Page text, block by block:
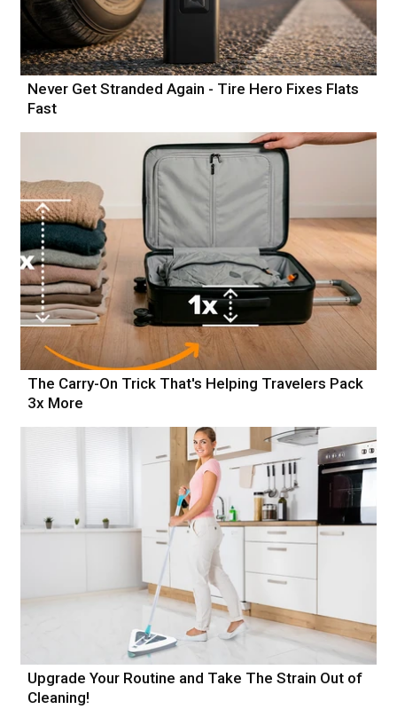
Never Get Stranded Again - Tire Hero Fixes Flats
Fast
The Carry-On Trick That's Helping Travelers Pack
3x More
Upgrade Your Routine and Take The Strain Out of
Cleaning!